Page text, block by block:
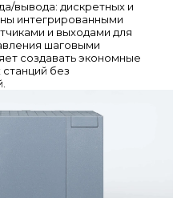
вывода: дискретных и
интегрированными
и выходами для
шаговыми
создавать экономные
без